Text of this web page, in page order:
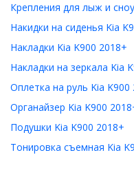
Крепления для лыж и
Накидки на сиденья Kia
Накладки Kia K900 2018+
Накладки на зеркала Kia
Оплетка на руль Kia K900
Органайзер Kia K900
Подушки Kia K900 2018+
Тонировка съемная Kia